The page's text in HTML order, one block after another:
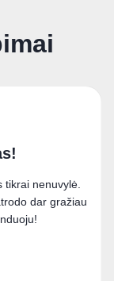
patenkinta